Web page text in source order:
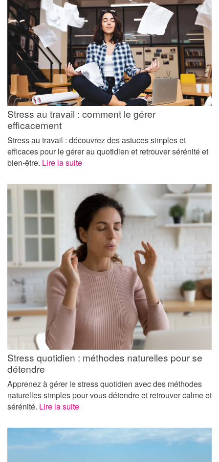
Stress au travail : comment le gérer
efficacement
Stress au travail : découvrez des astuces simples et
efficaces pour le gérer au quotidien et retrouver sérénité et
bien-être. Lire la suite
Stress quotidien : méthodes naturelles pour se
détendre
Apprenez à gérer le stress quotidien avec des méthodes
naturelles simples pour vous détendre et retrouver calme et
sérénité. Lire la suite